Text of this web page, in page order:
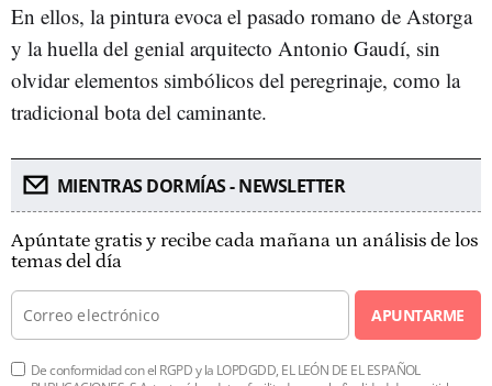
En ellos, la pintura evoca el pasado romano de Astorga
y la huella del genial arquitecto Antonio Gaudí, sin
olvidar elementos simbólicos del peregrinaje, como la
tradicional bota del caminante.
MIENTRAS DORMÍAS - NEWSLETTER
Apúntate gratis y recibe cada mañana un análisis de los
temas del día
APUNTARME
De conformidad con el RGPD y la LOPDGDD, EL LEÓN DE EL ESPAÑOL